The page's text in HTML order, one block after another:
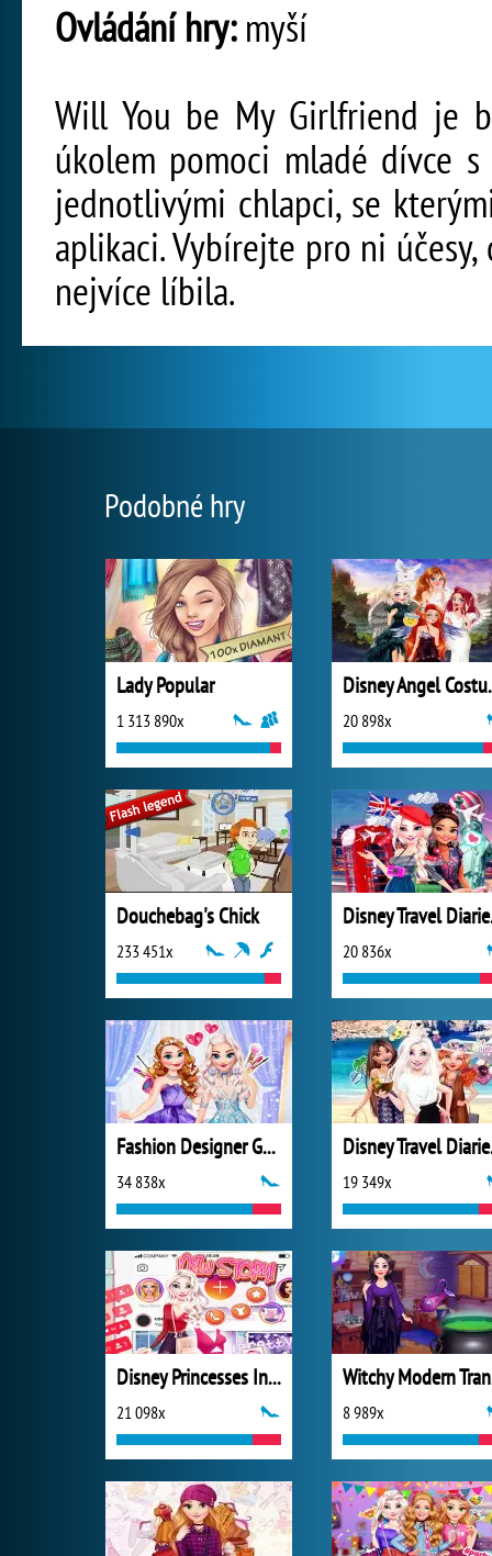
Ovládání hry:myší
Will You be My Girlfriend je
úkolem pomoci mladé dívce
jednotlivými chlapci, se
aplikaci. Vybírejte pro ni
nejvíce líbila.
Podobné hry
Lady Popular
1 313 890x 20 898x
Douchebag's Chick
233 451x 20 836x
Fashion Designer Gala
34 838x 19 349x
Disney Princesses Instagram Stories
21 098x 8 989x